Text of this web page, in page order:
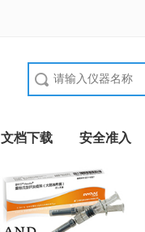
文档下载 安全准入